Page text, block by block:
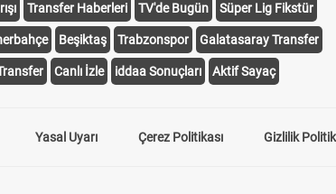
Transfer Haberleri TV'de Bugün Süper Lig Fikstür
Beşiktaş Trabzonspor Galatasaray Transfer
Canlı İzle iddaa Sonuçları Aktif Sayaç
Yasal Uyarı Çerez Politikası Gizlilik